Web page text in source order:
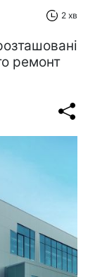
2 хв
ремонт